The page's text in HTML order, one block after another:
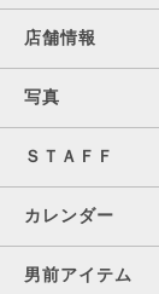
店舗情報
写真
ＳＴＡＦＦ
カレンダー
男前アイテム